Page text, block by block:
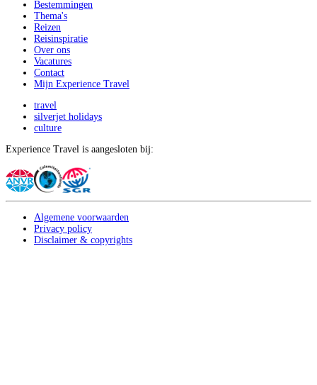
Bestemmingen
Thema's
Reizen
Reisinspiratie
Over ons
Vacatures
Contact
Mijn Experience Travel
travel
silverjet holidays
culture
Experience Travel is aangesloten bij:
Algemene voorwaarden
Privacy policy
Disclaimer & copyrights